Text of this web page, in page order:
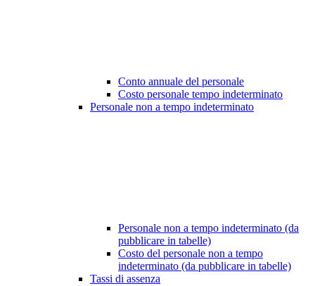
Conto annuale del personale
Costo personale tempo indeterminato
Personale non a tempo indeterminato
Personale non a tempo indeterminato (da
pubblicare in tabelle)
Costo del personale non a tempo
indeterminato (da pubblicare in tabelle)
Tassi di assenza